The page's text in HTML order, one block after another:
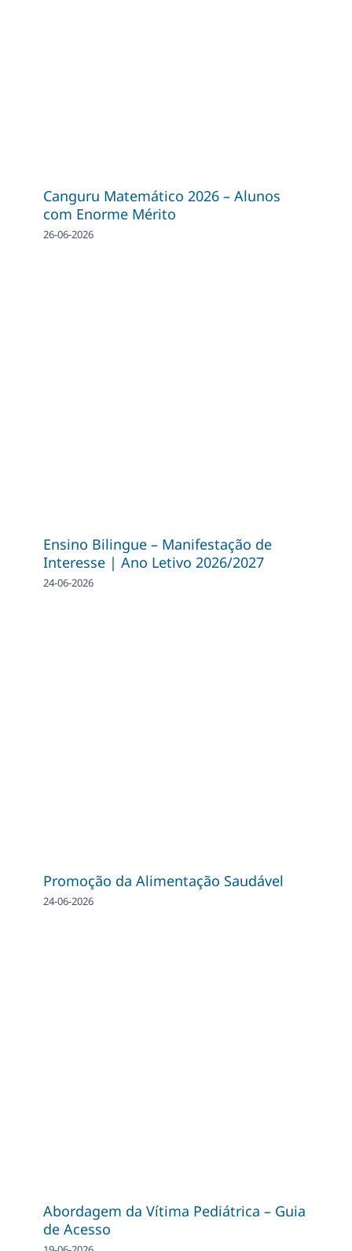
Canguru Matemático 2026 – Alunos
com Enorme Mérito
26-06-2026
Ensino Bilingue – Manifestação de
Interesse | Ano Letivo 2026/2027
24-06-2026
Promoção da Alimentação Saudável
24-06-2026
Abordagem da Vítima Pediátrica – Guia
de Acesso